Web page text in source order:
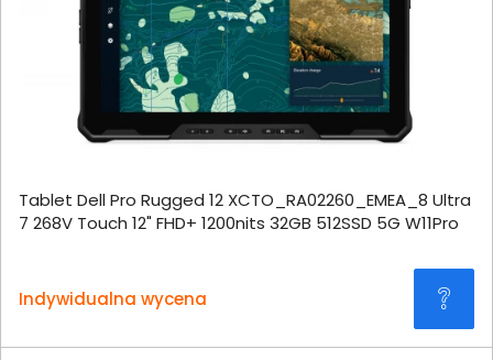
Tablet Dell Pro Rugged 12 XCTO_RA02260_EMEA_8 Ultra
7 268V Touch 12" FHD+ 1200nits 32GB 512SSD 5G W11Pro
Indywidualna wycena